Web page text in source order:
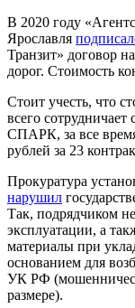
В 2020 году
Ярославля
Транзит» договор
дорог. Стоимость
Стоит учесть, что
всего
СПАРК, за все время
рублей за 23
Прокуратура
нарушил
Так, подрядчиком
эксплуатации, а
материалы при
основанием для
УК РФ
размере).